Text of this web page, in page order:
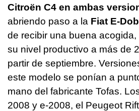
Citroën C4 en ambas
abriendo paso a la Fiat E-
de recibir una buena
su nivel productivo a más de
partir de septiembre.
este modelo se ponían a
mano del fabricante Tofas.
2008 y e-2008, el Peugeot